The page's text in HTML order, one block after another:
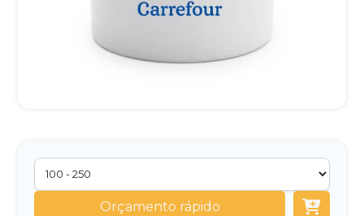
Orçamento rápido